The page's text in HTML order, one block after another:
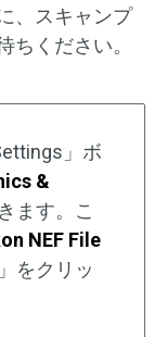
、スキャンプ
ちください。
」ボ
&
ます。こ
NEF File
」をクリッ